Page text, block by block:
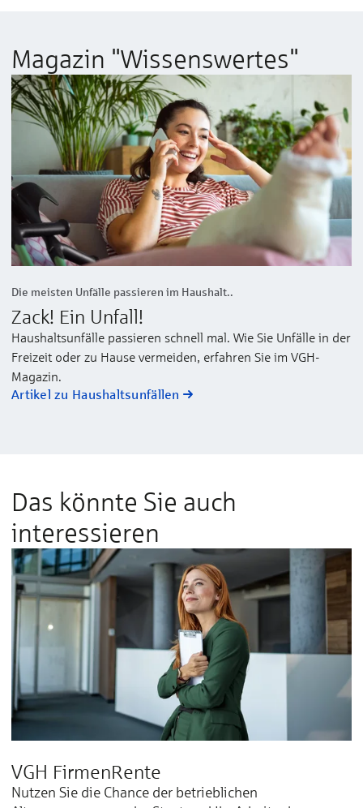
Magazin "Wissenswertes"
Die meisten Unfälle passieren im Haushalt..
Zack! Ein Unfall!
Haushaltsunfälle passieren schnell mal. Wie Sie Unfälle in der
Freizeit oder zu Hause vermeiden, erfahren Sie im VGH-
Magazin.
Artikel zu Haushaltsunfällen
Das könnte Sie auch
interessieren
VGH FirmenRente
Nutzen Sie die Chance der betrieblichen